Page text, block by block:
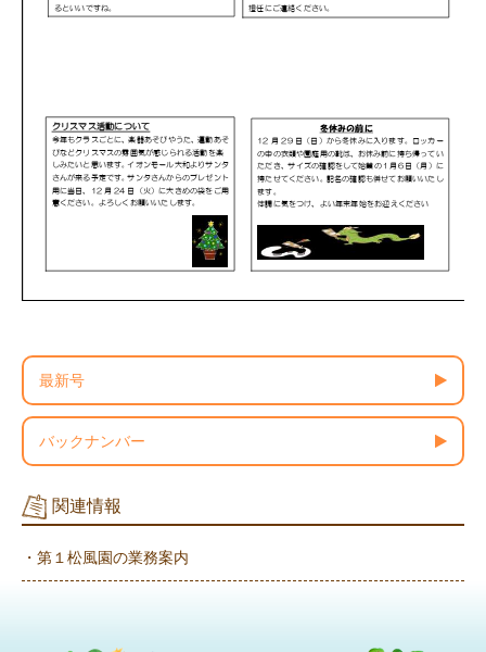
最新号
バックナンバー
関連情報
・第１松風園の業務案内